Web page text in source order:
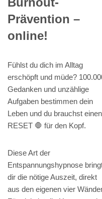
Prävention –
online!
Fühlst du dich im Alltag
erschöpft und müde?
Gedanken und unzählige
Aufgaben bestimmen dein
Leben und du brauchst einen
RESET 🛑 für den Kopf.
Diese Art der
Entspannungshypnose
dir die nötige Auszeit, direkt
aus den eigenen vier